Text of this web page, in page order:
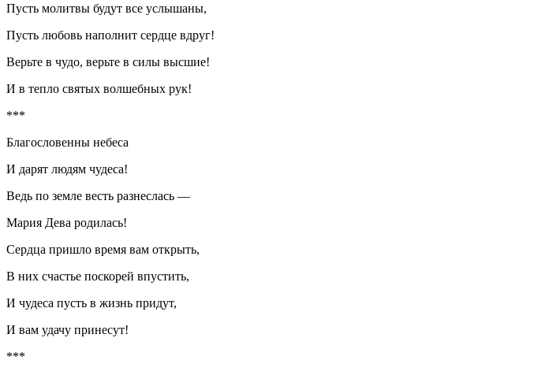
Пусть молитвы будут все услышаны,
Пусть любовь наполнит сердце вдруг!
Верьте в чудо, верьте в силы высшие!
И в тепло святых волшебных рук!
***
Благословенны небеса
И дарят людям чудеса!
Ведь по земле весть разнеслась —
Мария Дева родилась!
Сердца пришло время вам открыть,
В них счастье поскорей впустить,
И чудеса пусть в жизнь придут,
И вам удачу принесут!
***